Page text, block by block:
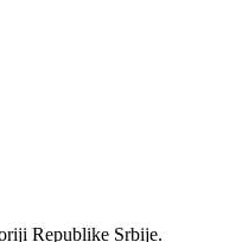
Republike Srbije.